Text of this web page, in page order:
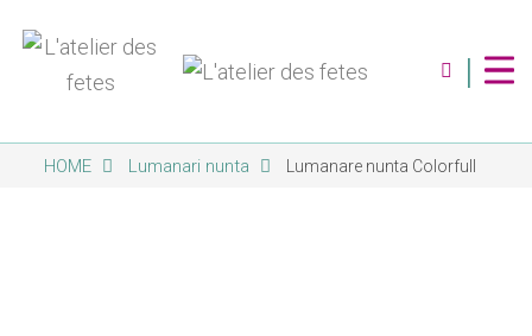
|
Despre Noi
HOME Lumanari nunta Lumanare nunta Colorfull